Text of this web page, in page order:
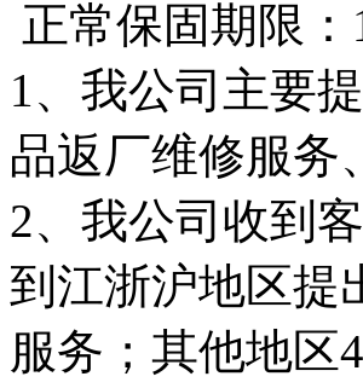
正常保固期限：
1、我公司主要
品返厂维修服务
2、我公司收到
到江浙沪地区提
服务；其他地区